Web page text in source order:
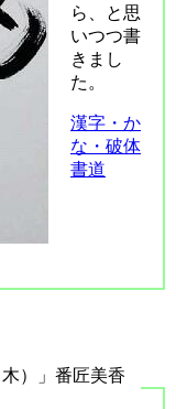
ら、と思
いつつ書
きまし
た。
漢字・か
な・破体
書道
）」番匠美香